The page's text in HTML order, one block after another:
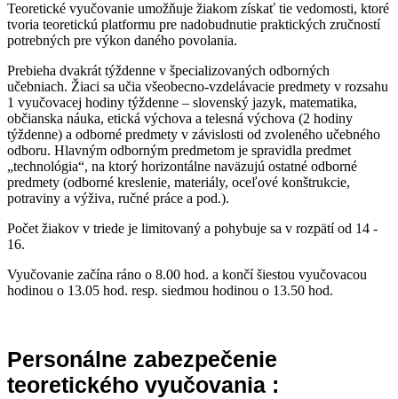
Teoretické vyučovanie umožňuje žiakom získať tie vedomosti, ktoré
tvoria teoretickú platformu pre nadobudnutie praktických zručností
potrebných pre výkon daného povolania.
Prebieha dvakrát týždenne v špecializovaných odborných
učebniach. Žiaci sa učia všeobecno-vzdelávacie predmety v rozsahu
1 vyučovacej hodiny týždenne – slovenský jazyk, matematika,
občianska náuka, etická výchova a telesná výchova (2 hodiny
týždenne) a odborné predmety v závislosti od zvoleného učebného
odboru. Hlavným odborným predmetom je spravidla predmet
„technológia“, na ktorý horizontálne naväzujú ostatné odborné
predmety (odborné kreslenie, materiály, oceľové konštrukcie,
potraviny a výživa, ručné práce a pod.).
Počet žiakov v triede je limitovaný a pohybuje sa v rozpätí od 14 -
16.
Vyučovanie začína ráno o 8.00 hod. a končí šiestou vyučovacou
hodinou o 13.05 hod. resp. siedmou hodinou o 13.50 hod.
Personálne zabezpečenie
teoretického vyučovania :